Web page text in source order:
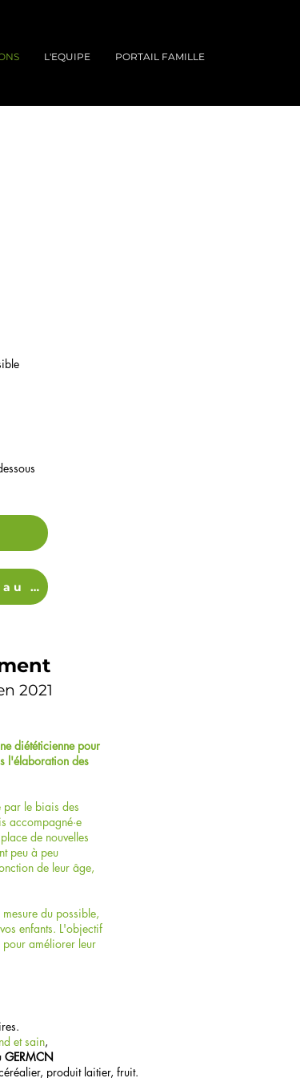
L'EQUIPE PORTAIL FAMILLE
2021
Menus de la cantine de Saint-Nicolas-de-Redon du 27 Juillet au 6 Septembre 2026
diététicienne pour
l'élaboration des
par le biais des
accompagné·e
de nouvelles
peu à peu
de leur âge,
du possible,
enfants. L'objectif
améliorer leur
et sain,
GERMCN
produit laitier, fruit.